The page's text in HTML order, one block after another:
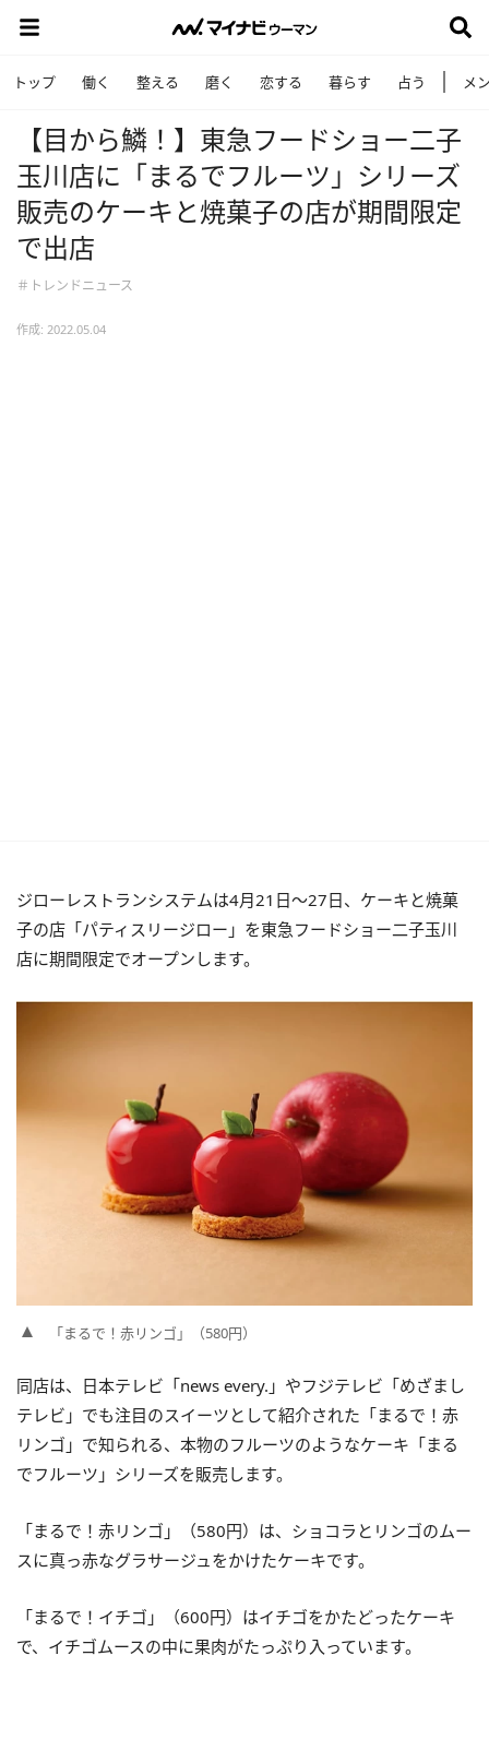
トップ 働く 整える 磨く 恋する 暮らす 占う メ
【目から鱗！】東急フードショー二子
玉川店に「まるでフルーツ」シリーズ
販売のケーキと焼菓子の店が期間限定
で出店
＃トレンドニュース
作成: 2022.05.04
ジローレストランシステムは4月21日～27日、ケーキと焼菓
子の店「パティスリージロー」を東急フードショー二子玉川
店に期間限定でオープンします。
「まるで！赤リンゴ」（580円）
同店は、日本テレビ「news every.」やフジテレビ「めざまし
テレビ」でも注目のスイーツとして紹介された「まるで！赤
リンゴ」で知られる、本物のフルーツのようなケーキ「まる
でフルーツ」シリーズを販売します。
「まるで！赤リンゴ」（580円）は、ショコラとリンゴのムー
スに真っ赤なグラサージュをかけたケーキです。
「まるで！イチゴ」（600円）はイチゴをかたどったケーキ
で、イチゴムースの中に果肉がたっぷり入っています。